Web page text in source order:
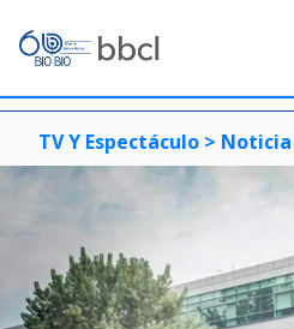
TV Y Espectáculo > Noticia